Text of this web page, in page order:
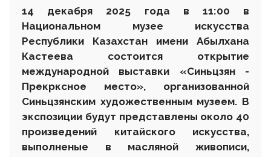
14 декабря 2025 года в 11:00 в
Национальном музее искусства
Республики Казахстан имени Абылхана
Кастеева состоится открытие
международной выставки «Синьцзян-
Прекрксное место», организованной
Синьцзянским художественным музеем. В
экспозиции будут представлены около 40
произведений китайского искусства,
выполненые в масляной живописи,